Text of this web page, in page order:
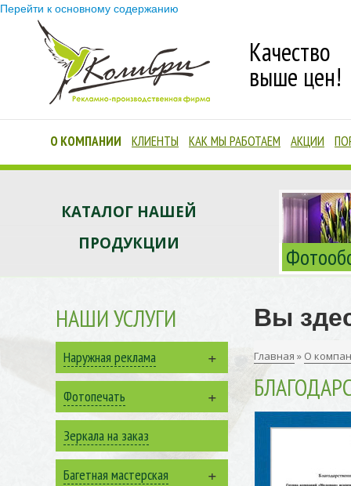
Перейти к основному содержанию
Качество
выше цен!
О КОМПАНИИ
Благодарственные письма
КЛИЕНТЫ КАК МЫ РАБОТАЕМ
Доставка и Оплата
Материалы производства
Сроки исполнения и
гарантии
Установка и монтаж
наружной рекламы
АКЦИИ
КАТАЛОГ НАШЕЙ
ПРОДУКЦИИ
Вы
Главная » О
НАШИ УСЛУГИ
Наружная реклама +
Фотопечать +
Зеркала на заказ
Багетная мастерская +